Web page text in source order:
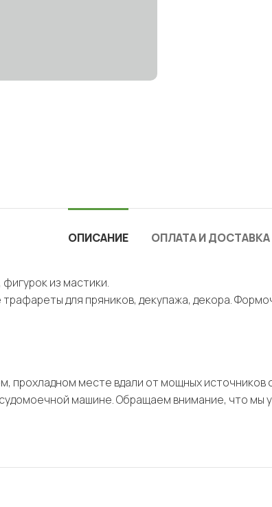
ОПИСАНИЕ ОПЛАТА И ДОСТАВКА
из мастики.
для пряников, декупажа, декора.
прохладном месте вдали от мощных
машине. Обращаем внимание, что